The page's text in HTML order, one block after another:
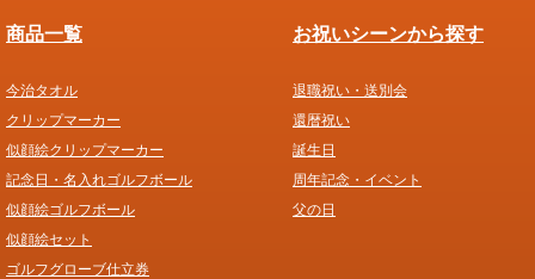
商品一覧
今治タオル
クリップマーカー
似顔絵クリップマーカー
記念日・名入れゴルフボール
似顔絵ゴルフボール
似顔絵セット
ゴルフグローブ仕立券
お祝いシーンから探す
退職祝い・送別会
還暦祝い
誕生日
周年記念・イベント
父の日